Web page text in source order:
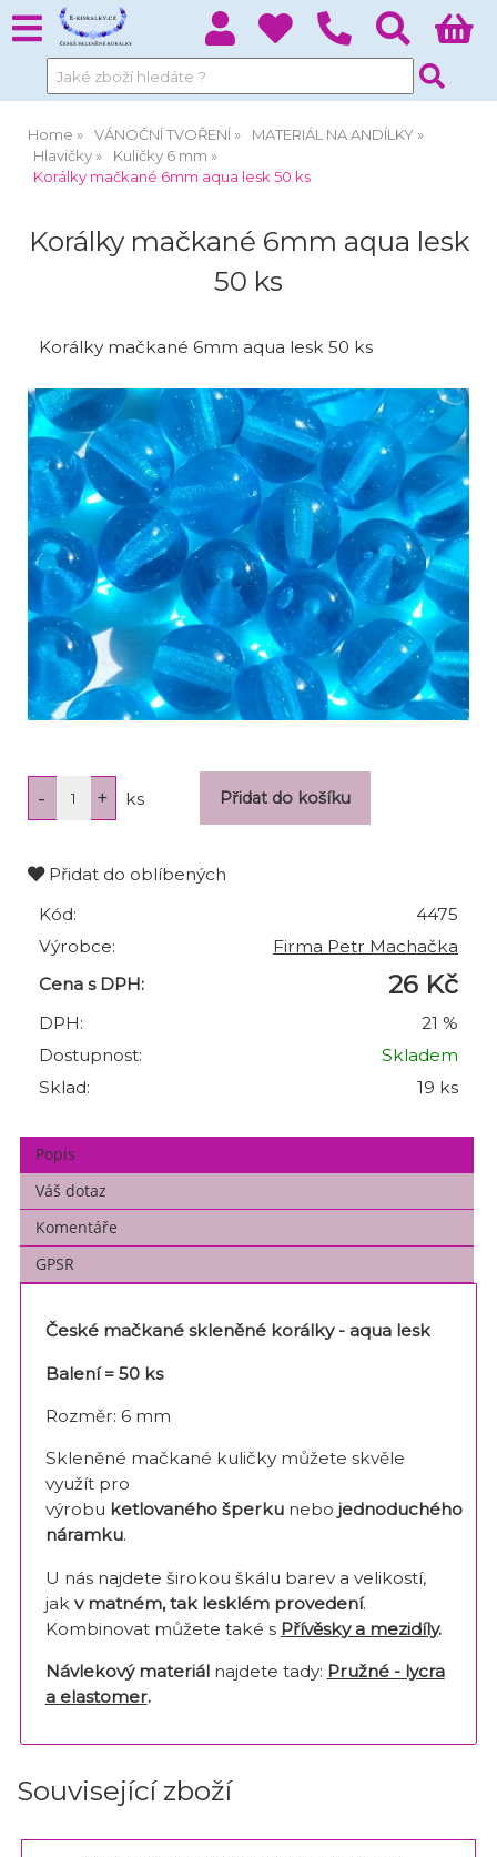
Home VÁNOČNÍ TVOŘENÍ
MATERIÁL NA ANDÍLKY
Hlavičky
Kuličky 6 mm
Korálky mačkané 6mm aqua lesk 50 ks
Korálky mačkané 6mm aqua lesk
50 ks
Korálky mačkané 6mm aqua lesk 50 ks
ks
Přidat do oblíbených
Kód:
4475
Výrobce:
Firma Petr Machačka
Cena s DPH:
26 Kč
DPH:
21 %
Dostupnost:
Skladem
Sklad:
19 ks
Popis
Váš dotaz
Komentáře
GPSR
České mačkané skleněné korálky - aqua lesk
Balení = 50 ks
Rozměr: 6 mm
Skleněné mačkané kuličky můžete skvěle
využít pro
výrobu ketlovaného šperkunebo jednoduchého
náramku.
U nás najdete širokou škálu barev a velikostí,
jak v matném, tak lesklém provedení.
Kombinovat můžete také s Přívěsky a mezidíly.
Návlekový materiálnajdete tady: Pružné - lycra
a elastomer.
Související zboží